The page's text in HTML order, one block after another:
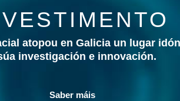
atopou en Galicia un lugar
investigación e innovación.
Saber máis